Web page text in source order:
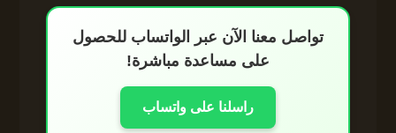
تواصل معنا الآن عبر الواتساب للحصول
على مساعدة مباشرة!
راسلنا على واتساب